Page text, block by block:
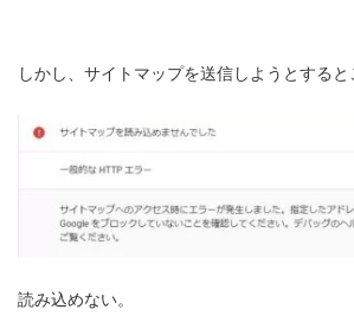
しかし、サイトマップを送信しようとすると
読み込めない。